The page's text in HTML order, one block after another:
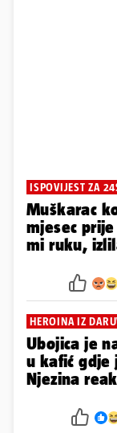
ISPOVIJEST ZA
Muškarac
mjesec
mi ruku,
HEROINA IZ
Ubojica je
u kafić gdje
Njezina